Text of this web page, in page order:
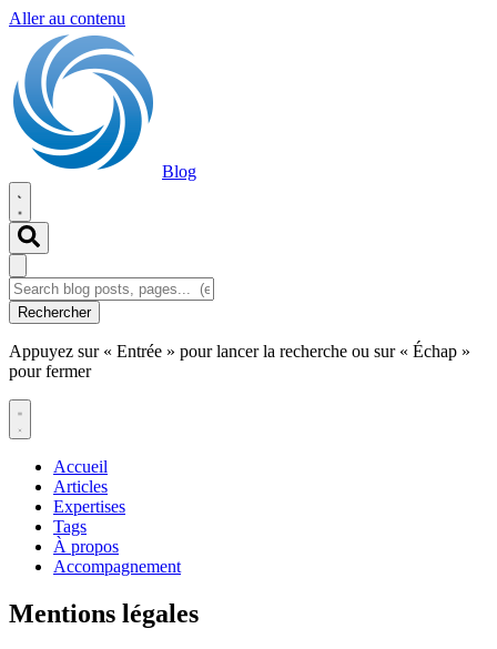
Aller au contenu
Blog
Rechercher
Appuyez sur « Entrée » pour lancer la recherche ou sur « Échap »
pour fermer
Accueil
Articles
Expertises
Tags
À propos
Accompagnement
Mentions légales